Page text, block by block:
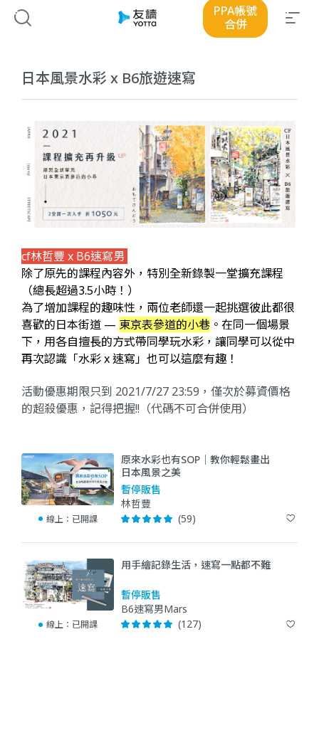
PPA帳號
合併
日本風景水彩 x B6旅遊速寫
cf林哲豐 x B6速寫男
除了原先的課程內容外，特別全新錄製一堂擴充課程
（總長超過3.5小時！）
為了增加課程的趣味性，兩位老師還一起挑選彼此都很
喜歡的日本街道 — 東京表參道的小巷 。在同一個場景
下，用各自擅長的方式帶同學玩水彩，讓同學可以從中
再次認識「水彩 x 速寫」也可以這麼有趣！
活動優惠期限只到 2021/7/27 23:59，僅次於募資價格
的超殺優惠，記得把握!!（代碼不可合併使用）
線上： 已開課
原來水彩也有SOP｜教你輕鬆畫出
日本風景之美
暫停販售
林哲豐
(59)
線上： 已開課
用手繪記錄生活，速寫一點都不難
暫停販售
B6速寫男Mars
(127)